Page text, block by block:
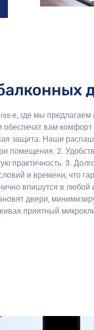
e, где мы
обеспечат вам
защита: Наши
помещения. 2.
3.
и времени, что
впишутся в любой
двери,
приятный